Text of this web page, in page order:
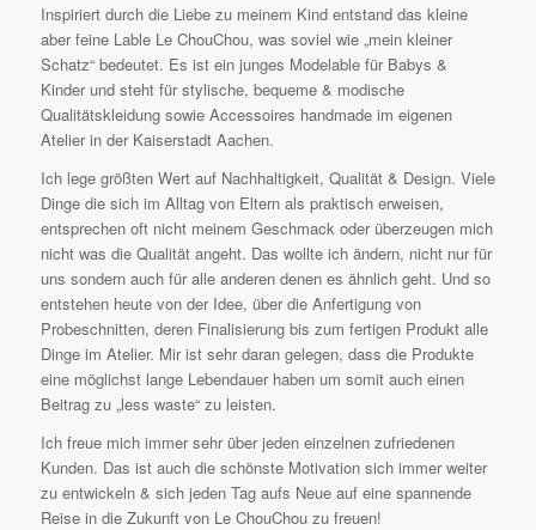
Inspiriert durch die Liebe zu meinem Kind entstand das kleine
aber feine Lable Le ChouChou, was soviel wie „mein kleiner
Schatz“ bedeutet. Es ist ein junges Modelable für Babys &
Kinder und steht für stylische, bequeme & modische
Qualitätskleidung sowie Accessoires handmade im eigenen
Atelier in der Kaiserstadt Aachen.
Ich lege größten Wert auf Nachhaltigkeit, Qualität & Design. Viele
Dinge die sich im Alltag von Eltern als praktisch erweisen,
entsprechen oft nicht meinem Geschmack oder überzeugen mich
nicht was die Qualität angeht. Das wollte ich ändern, nicht nur für
uns sondern auch für alle anderen denen es ähnlich geht. Und so
entstehen heute von der Idee, über die Anfertigung von
Probeschnitten, deren Finalisierung bis zum fertigen Produkt alle
Dinge im Atelier. Mir ist sehr daran gelegen, dass die Produkte
eine möglichst lange Lebendauer haben um somit auch einen
Beitrag zu „less waste“ zu leisten.
Ich freue mich immer sehr über jeden einzelnen zufriedenen
Kunden. Das ist auch die schönste Motivation sich immer weiter
zu entwickeln & sich jeden Tag aufs Neue auf eine spannende
Reise in die Zukunft von Le ChouChou zu freuen!